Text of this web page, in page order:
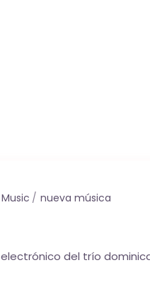
nueva música
del trío